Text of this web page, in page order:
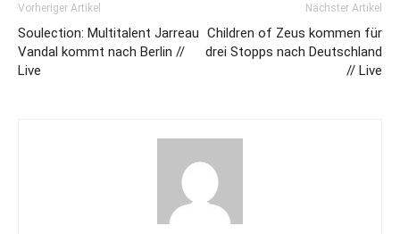
Vorheriger Artikel
Soulection: Multitalent Jarreau
Vandal kommt nach Berlin //
Live
Nächster Artikel
Children of Zeus kommen für
drei Stopps nach Deutschland
// Live